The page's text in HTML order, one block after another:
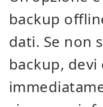
backup
dati. Se non
backup,